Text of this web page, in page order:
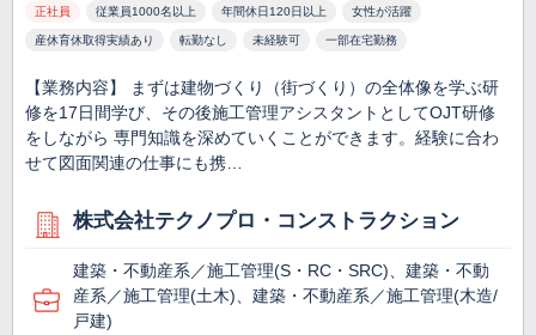
正社員 従業員1000名以上 年間休日120日以上 女性が活躍
産休育休取得実績あり 転勤なし 未経験可 一部在宅勤務
【業務内容】 まずは建物づくり（街づくり）の全体像を学ぶ研
修を17日間学び、その後施工管理アシスタントとしてOJT研修
をしながら 専門知識を深めていくことができます。経験に合わ
せて図面関連の仕事にも携…
株式会社テクノプロ・コンストラクション
建築・不動産系／施工管理(S・RC・SRC)、建築・不動
産系／施工管理(土木)、建築・不動産系／施工管理(木造/
戸建)